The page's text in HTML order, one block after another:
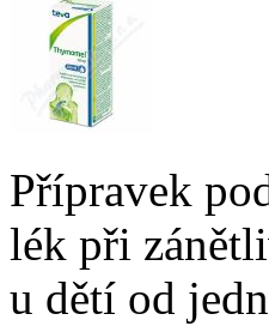
Přípravek
lék při
u dětí od